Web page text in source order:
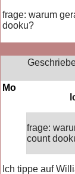
frage: warum
dooku?
Mo
frage:
count
Ich tippe auf